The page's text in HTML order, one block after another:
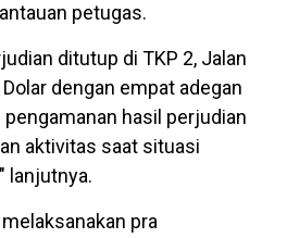
petugas.
ditutup di TKP 2, Jalan
dengan empat adegan
hasil perjudian
aktivitas saat situasi
lanjutnya.
pra